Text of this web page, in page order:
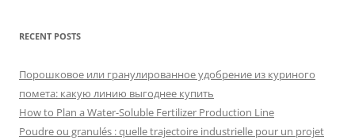
RECENT POSTS
Порошковое или гранулированное удобрение из куриного
помета: какую линию выгоднее купить
How to Plan a Water-Soluble Fertilizer Production Line
Poudre ou granulés : quelle trajectoire industrielle pour un projet